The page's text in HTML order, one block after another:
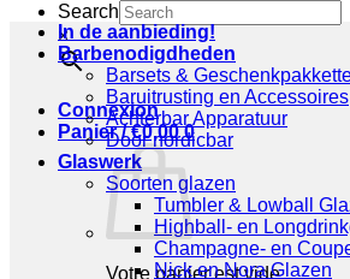
Search
×
Connexion
Panier /€0,00 0
Votre panier est vide.
In de aanbieding!
Barbenodigdheden
Barsets &
Baruitrusting en Accessoires
Achterbar Apparatuur
Door nordicbar
Glaswerk
Soorten glazen
Tumbler & Lowball
Highball- en
Champagne- en
Nick en Nora Glazen